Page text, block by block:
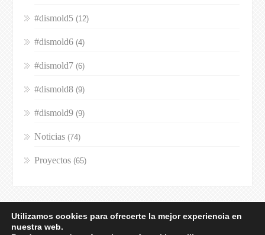
#dismold5(12)
#dismold6(4)
#dismold7 (6)
#dismold8(9)
#dismold9(9)
Noticias(74)
Proyectos(65)
Utilizamos cookies para ofrecerte la mejor experiencia en
nuestra web.